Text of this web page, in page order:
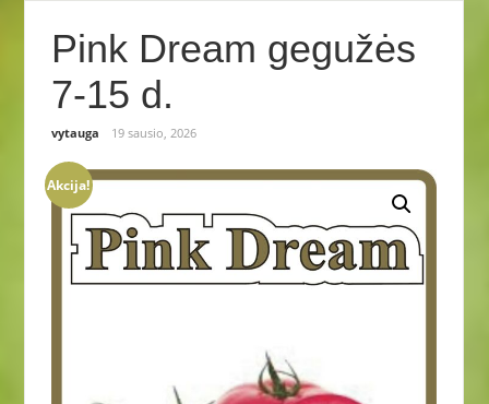
Pink Dream gegužės
7-15 d.
vytauga 19 sausio, 2026
Akcija!